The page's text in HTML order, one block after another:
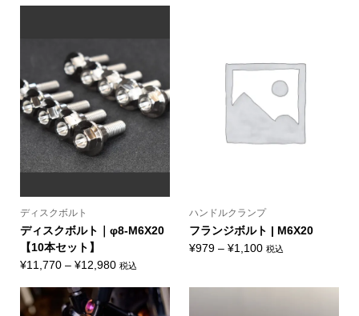
¥1,804
¥6,490
ディスクボルト
ディスクボルト｜φ8-M6X20
【10本セット】
¥11,770 – ¥12,980価税込
ハンドルクランプ
フランジボルト | M6X20
¥979 –¥1,100価税込